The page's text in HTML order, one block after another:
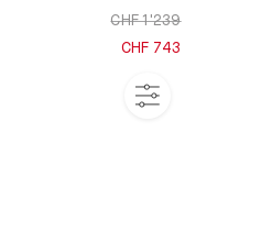
CHF 1'239
CHF 743